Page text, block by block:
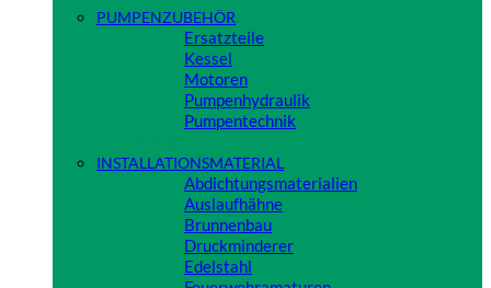
PUMPENZUBEHÖR
Ersatzteile
Kessel
Motoren
Pumpenhydraulik
Pumpentechnik
INSTALLATIONSMATERIAL
Abdichtungsmaterialien
Auslaufhähne
Brunnenbau
Druckminderer
Edelstahl